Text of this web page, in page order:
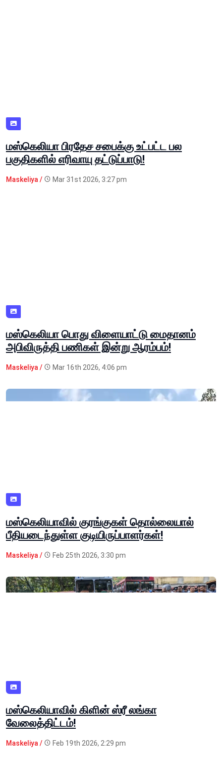
மஸ்கெலியா பிரதேச சபைக்கு உட்பட்ட பல
பகுதிகளில் எரிவாயு தட்டுப்பாடு!
Maskeliya / Mar 31st 2026, 3:27 pm
மஸ்கெலியா பொது விளையாட்டு மைதானம்
அபிவிருத்தி பணிகள் இன்று ஆரம்பம்!
Maskeliya / Mar 16th 2026, 4:06 pm
மஸ்கெலியாவில் குரங்குகள் தொல்லையால்
பீதியடைந்துள்ள குடியிருப்பாளர்கள்!
Maskeliya / Feb 25th 2026, 3:30 pm
மஸ்கெலியாவில் கிளின் ஸ்ரீ லங்கா
வேலைத்திட்டம்!
Maskeliya / Feb 19th 2026, 2:29 pm